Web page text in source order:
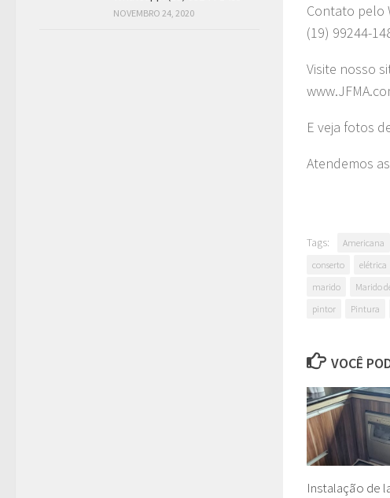
Contato pelo
(19) 99244-
Visite nosso
E veja fotos
Atendemos
Tags: Americana
conserto
elétrica
marido
Marido
pintor
Pintura
VOCÊ
Instalação de
NOVEMBRO 24, 2020